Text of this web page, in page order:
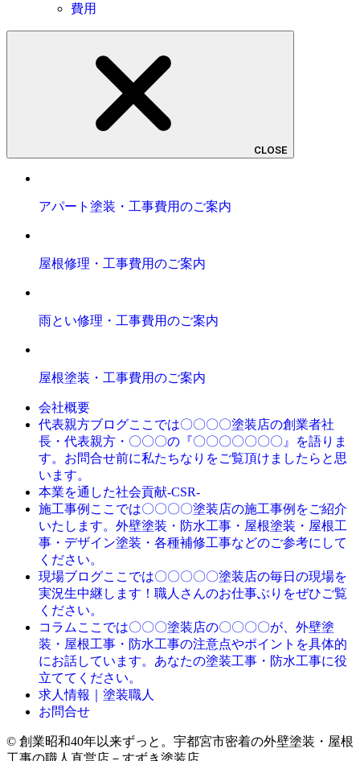
費用
CLOSE
アパート塗装・工事費用のご案内
屋根修理・工事費用のご案内
雨とい修理・工事費用のご案内
屋根塗装・工事費用のご案内
会社概要
代表親方ブログここでは〇〇〇〇塗装店の創業者社
長・代表親方・〇〇〇の『〇〇〇〇〇〇〇』を語りま
す。お問合せ前に私たちなりをご覧頂けましたらと思
います。
本業を通した社会貢献-CSR-
施工事例 ここでは〇〇〇〇塗装店の施工事例をご紹介
いたします。外壁塗装・防水工事・屋根塗装・屋根工
事・デザイン塗装・各種補修工事などのご参考にして
ください。
現場ブログここでは〇〇〇〇〇塗装店の毎日の現場を
実況生中継します！職人さんのお仕事ぶりをぜひご覧
ください。
コラム ここでは〇〇〇塗装店の〇〇〇〇が、外壁塗
装・屋根工事・防水工事の注意点やポイントを具体的
にお話しています。あなたの塗装工事・防水工事に役
立ててください。
求人情報｜塗装職人
お問合せ
© 創業昭和40年以来ずっと。宇都宮市密着の外壁塗装・屋根